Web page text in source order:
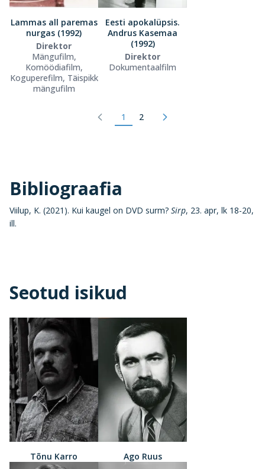
Lammas all paremas
nurgas (1992)
Direktor
Mängufilm,
Komöödiafilm,
Koguperefilm, Täispikk
mängufilm
Eesti apokalüpsis.
Andrus Kasemaa
(1992)
Direktor
Dokumentaalfilm
1 2
Bibliograafia
Viilup, K. (2021). Kui kaugel on DVD surm? Sirp, 23. apr, lk 18-20,
ill.
Seotud isikud
Tõnu Karro Ago Ruus